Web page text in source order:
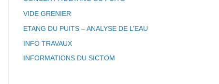
VIDE GRENIER
ETANG DU PUITS – ANALYSE DE L’EAU
INFO TRAVAUX
INFORMATIONS DU SICTOM